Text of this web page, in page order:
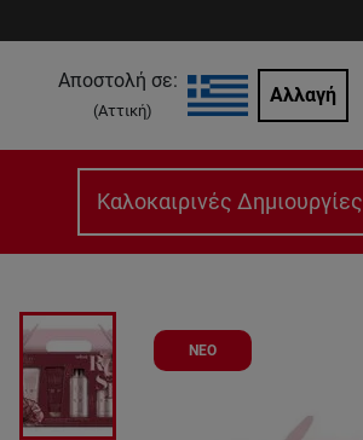
Αποστολή σε:
(Αττική)
Αλλαγή
Καλοκαιρινές Δημιουργίες
ΝΕΟ